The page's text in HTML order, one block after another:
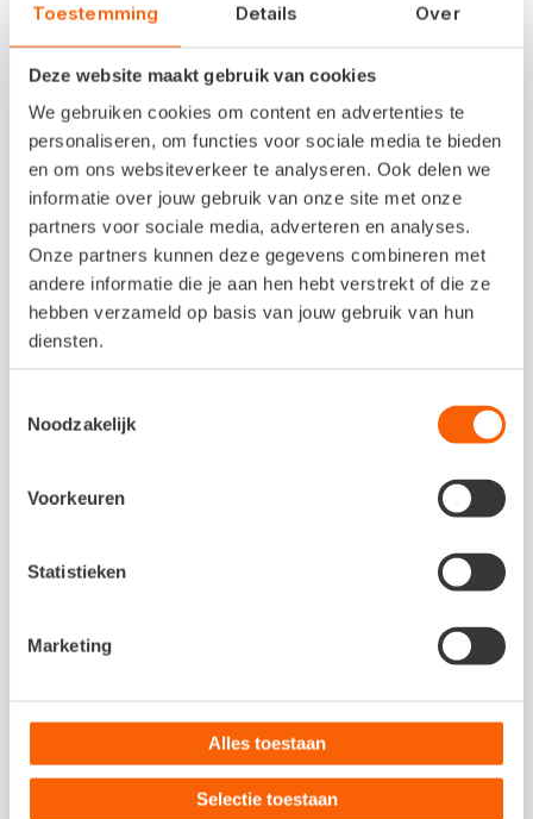
Toestemming Details Over
Deze website maakt gebruik van cookies
We gebruiken cookies om content en advertenties te
personaliseren, om functies voor sociale media te bieden
en om ons websiteverkeer te analyseren. Ook delen we
informatie over jouw gebruik van onze site met onze
partners voor sociale media, adverteren en analyses.
Onze partners kunnen deze gegevens combineren met
andere informatie die je aan hen hebt verstrekt of die ze
hebben verzameld op basis van jouw gebruik van hun
diensten.
Noodzakelijk
Voorkeuren
Statistieken
Marketing
Alles toestaan
Selectie toestaan
Let op: je klant koopt geen product of
Abonnementen zijn niet nieuw,
maar wel van nu
Krantenabonnementen bestaan al eeuwen.
Maar de moderne variant is aan een
opmars bezig. Steeds meer bedrijven
van losse transacties. Waarom? Omdat het
je er als ondernemer sterker van wordt.
En straks, als je klaar bent om te
Maar denk eerst goed na over jouw
bieden?
Ontdek de voordelen van abonnementen